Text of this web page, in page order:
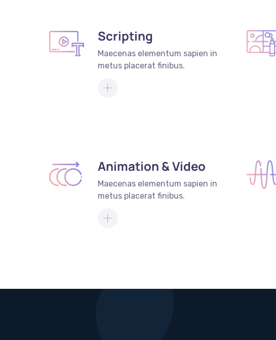
Scripting
Maecenas elementum sapien in
metus placerat finibus.
Animation & Video
Maecenas elementum sapien in
metus placerat finibus.